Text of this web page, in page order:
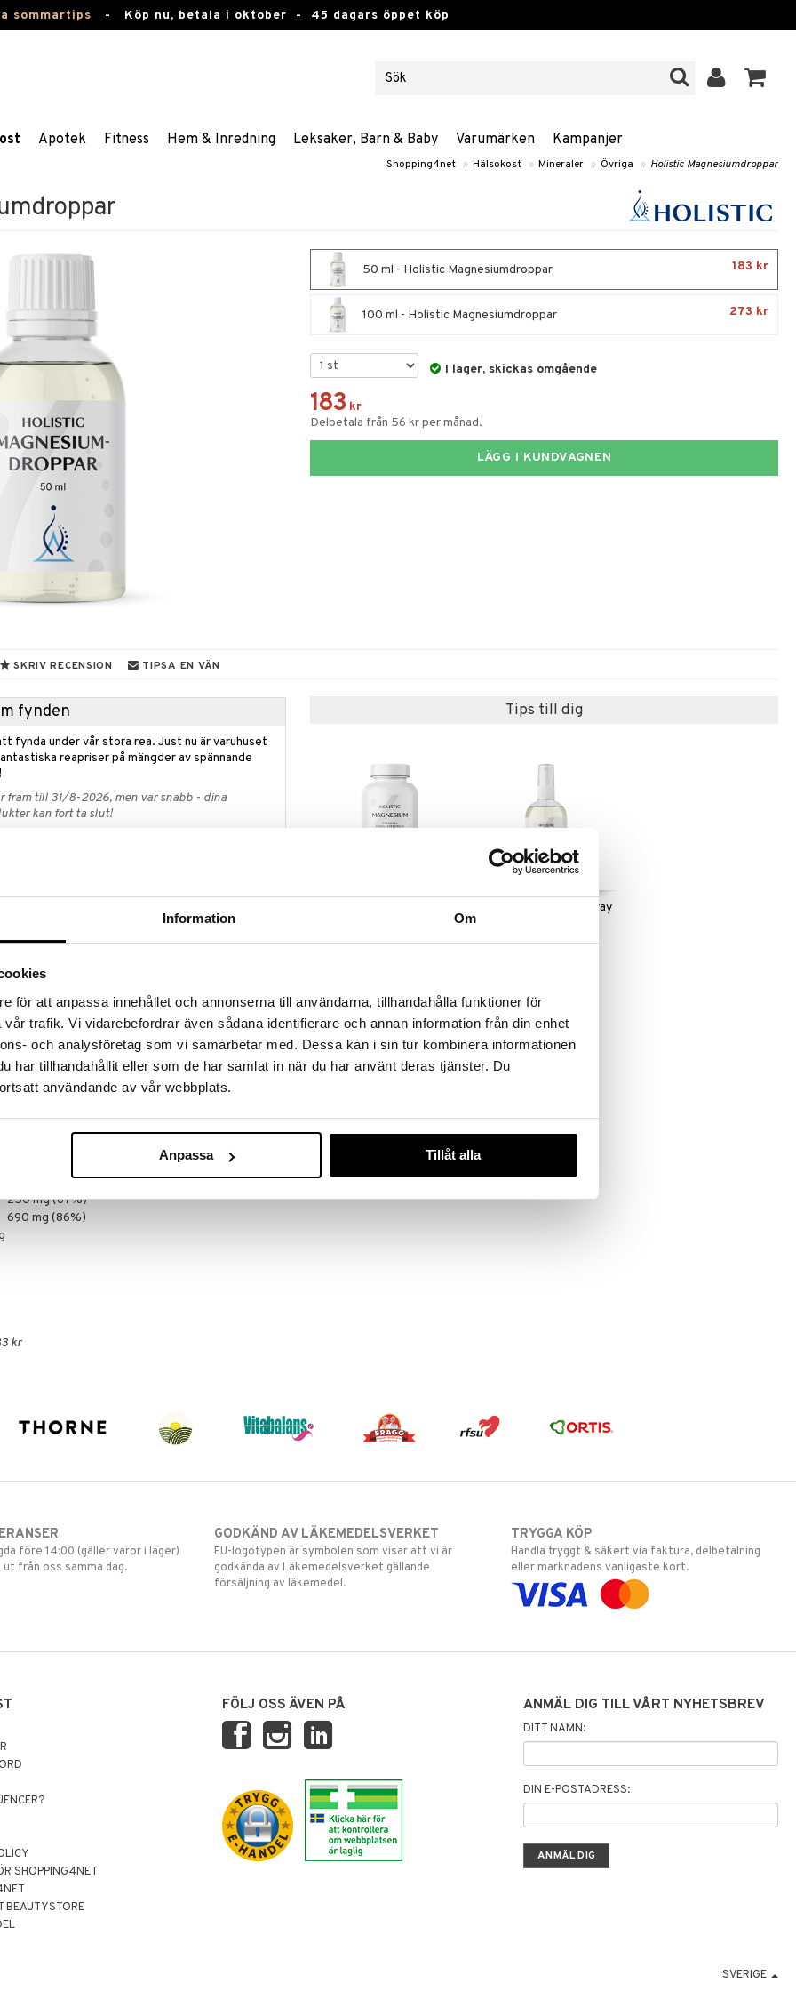
Information Om
för att anpassa innehållet och annonserna till användarna, tillhandahålla funktioner för
trafik. Vi vidarebefordrar även sådana identifierare och annan information från din enhet
och analysföretag som vi samarbetar med. Dessa kan i sin tur kombinera informationen
har tillhandahållit eller som de har samlat in när du har använt deras tjänster. Du
användande av vår webbplats.
Anpassa Tillåt alla
sommartips - Köp nu, betala i oktober - 45 dagars öppet köp
Apotek Fitness Hem & Inredning Leksaker, Barn & Baby Varumärken Kampanjer
Shopping4net » Hälsokost » Mineraler » Övriga » Holistic Magnesiumdroppar
50 ml - Holistic Magnesiumdroppar 183 kr
100 ml - Holistic Magnesiumdroppar 273 kr
I lager, skickas omgående
183 kr
Delbetala från 56 kr per månad.
LÄGG I KUNDVAGNEN
SKRIV RECENSION TIPSA EN VÄN
fynden
fynda under vår stora rea. Just nu är varuhuset
reapriser på mängder av spännande
fram till 31/8-2026, men var snabb - dina
kan fort ta slut!
av vatten från sjön Great Salt Lake som renats och
mer än 70 mineraler och spårämnen i jonform
dag eller enligt rekommendation.
daglig dos bör inte överskridas. Kosttillskott
till en varierad kost. Förvaras utom räckhåll för små
mineraler och spårämnen
ml (*DRI%)
250 mg (67%)
690 mg (86%)
kr
Tips till dig
Holistic Magnesiumspray
före 14:00 (gäller varor i lager)
från oss samma dag.
GODKÄND AV LÄKEMEDELSVERKET
EU-logotypen är symbolen som visar att vi är
godkända av Läkemedelsverket gällande
försäljning av läkemedel.
TRYGGA KÖP
Handla tryggt & säkert via faktura, delbetalning
eller marknadens vanligaste kort.
SHOPPING4NET
BEAUTYSTORE
FÖLJ OSS ÄVEN PÅ ANMÄL DIG TILL VÅRT NYHETSBREV
DITT NAMN:
DIN E-POSTADRESS:
SVERIGE